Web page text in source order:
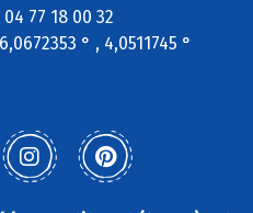
04 77 18 00 32
° , 4,0511745 °